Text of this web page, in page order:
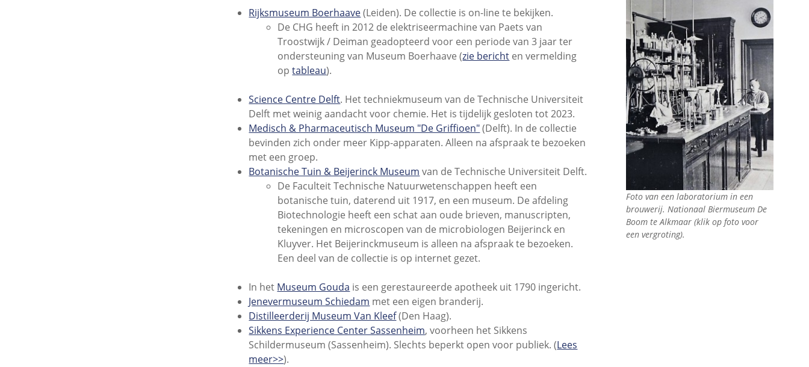
Rijksmuseum Boerhaave(Leiden). De collectie is on-line te bekijken.
De CHG heeft in 2012 de elektriseermachine van Paets van
Troostwijk / Deiman geadopteerd voor een periode van 3 jaar ter
ondersteuning van Museum Boerhaave (zie bericht en vermelding
optableau).
Science Centre Delft. Het techniekmuseum van de Technische Universiteit
Delft met weinig aandacht voor chemie. Het is tijdelijk gesloten tot 2023.
Medisch & Pharmaceutisch Museum "De Griffioen"(Delft). In de collectie
bevinden zich onder meer Kipp-apparaten. Alleen na afspraak te bezoeken
met een groep.
Botanische Tuin & Beijerinck Museum van de Technische Universiteit Delft.
De Faculteit Technische Natuurwetenschappen heeft een
botanische tuin, daterend uit 1917, en een museum. De afdeling
Biotechnologie heeft een schat aan oude brieven, manuscripten,
tekeningen en microscopen van de microbiologen Beijerinck en
Kluyver. Het Beijerinckmuseum is alleen na afspraak te bezoeken.
Een deel van de collectie is op internet gezet.
In het Museum Gouda is een gerestaureerde apotheek uit 1790 ingericht.
Jenevermuseum Schiedam met een eigen branderij.
Distilleerderij Museum Van Kleef(Den Haag).
Sikkens Experience Center Sassenheim, voorheen het Sikkens
Schildermuseum (Sassenheim). Slechts beperkt open voor publiek. (Lees
meer>>).
Foto van een laboratorium in een
brouwerij. Nationaal Biermuseum De
Boom te Alkmaar (klik op foto voor
een vergroting).